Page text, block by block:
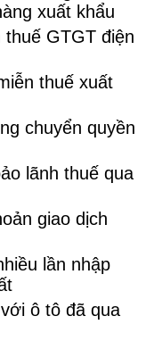
xuất khẩu
GTGT điện
thuế xuất
chuyển quyền
lãnh thuế qua
giao dịch
lần nhập
ô tô đã qua